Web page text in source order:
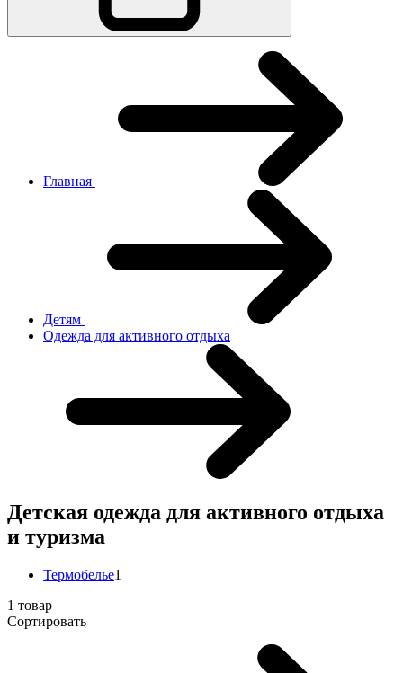
Главная
Детям
Одежда для активного отдыха
Детская одежда для активного отдыха
и туризма
Термобелье1
1 товар
Сортировать